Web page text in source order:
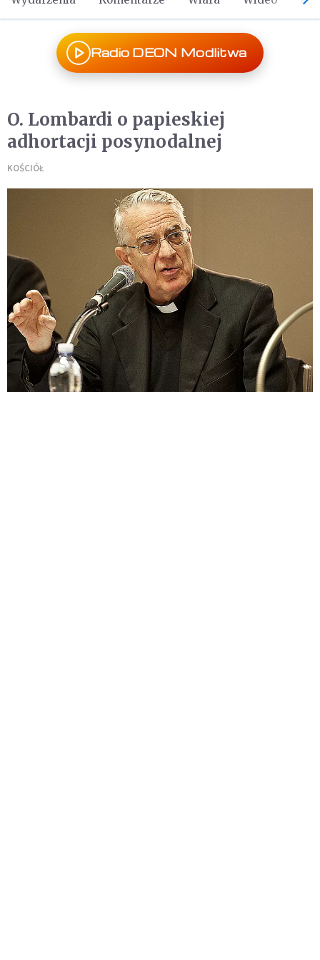
Radio DEON Modlitwa
O. Lombardi o papieskiej
adhortacji posynodalnej
KOŚCIÓŁ